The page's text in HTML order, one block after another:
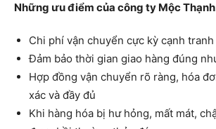
Những ưu điểm của công ty Mộc
Chi phí vận chuyển cực kỳ cạnh tranh
Đảm bảo thời gian giao hàng đúng
Hợp đồng vận chuyển rõ ràng, hóa
xác và đầy đủ
Khi hàng hóa bị hư hỏng, mất mát,